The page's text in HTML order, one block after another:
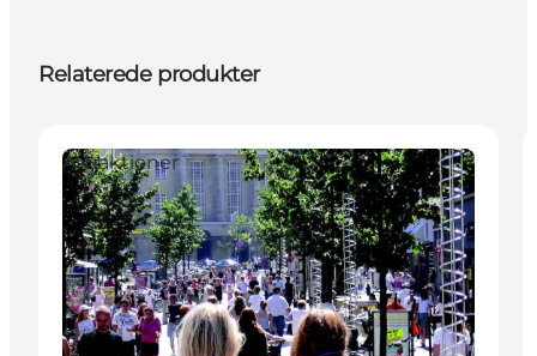
Relaterede produkter
Attraktioner